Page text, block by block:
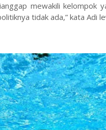
mewakili
tidak ada,” kata Adi